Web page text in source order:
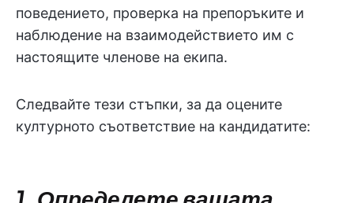
поведението, проверка на препоръките и
наблюдение на взаимодействието им с
настоящите членове на екипа.
Следвайте тези стъпки, за да оцените
културното съответствие на кандидатите: